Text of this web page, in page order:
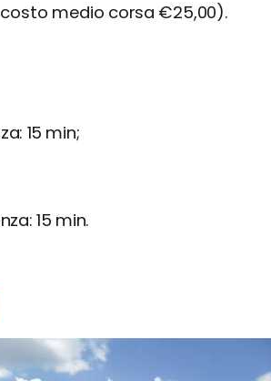
costo medio corsa €25,00).
15 min;
15 min.